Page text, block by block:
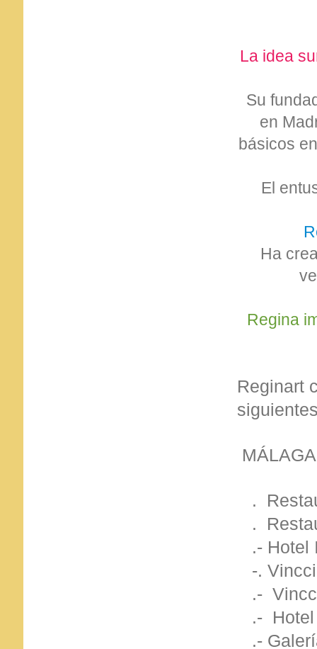
La idea
Su
en
básicos
El
Ha
Regina
Reginart
.
.
.- Hotel
-. Vincci
.-
.- Hotel
.-